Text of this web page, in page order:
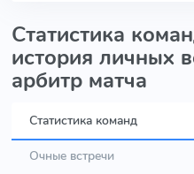
Статистика
история личных
арбитр матча
Статистика команд
Очные встречи